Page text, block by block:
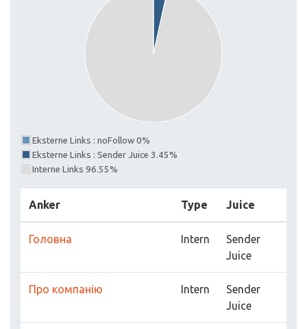
Eksterne Links : noFollow 0%
Eksterne Links : Sender Juice 3.45%
Interne Links 96.55%
Anker Type Juice
Головна Intern
Sender
Juice
Про компанію Intern
Sender
Juice